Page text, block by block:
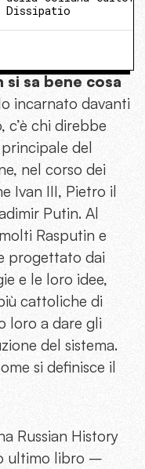
Dissipatio
si sa bene cosa
incarnato davanti
chi direbbe
del
nel corso dei
Ivan III, Pietro il
Putin. Al
Rasputin e
progettato dai
e le loro idee,
cattoliche di
loro a dare gli
del sistema.
si definisce il
Russian History
ultimo libro –